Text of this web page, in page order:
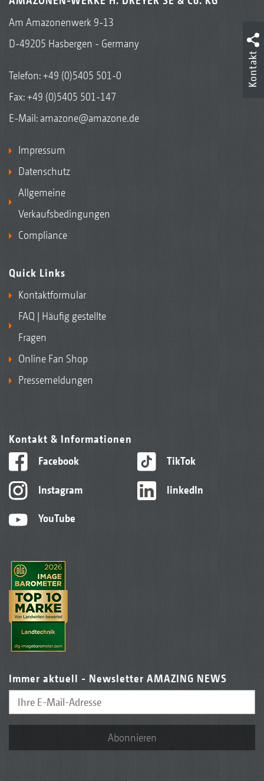
Am Amazonenwerk 9-13
D-49205 Hasbergen - Germany
Telefon:+49 (0)5405 501-0
Fax: +49 (0)5405 501-147
E-Mail: amazone@amazone.de
Impressum
Datenschutz
Allgemeine
Verkaufsbedingungen
Compliance
Quick Links
Kontaktformular
FAQ | Häufig gestellte
Fragen
Online Fan Shop
Pressemeldungen
Kontakt & Informationen
Facebook
Instagram
YouTube
TikTok
linkedIn
Immer aktuell - Newsletter AMAZING NEWS
Abonnieren
Kontakt